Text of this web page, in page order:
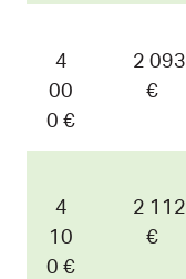
4
00
0 €
2 093
€
4
10
0 €
2 112
€